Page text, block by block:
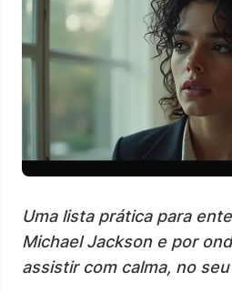
Uma lista prática para
Michael Jackson e por
assistir com calma, no